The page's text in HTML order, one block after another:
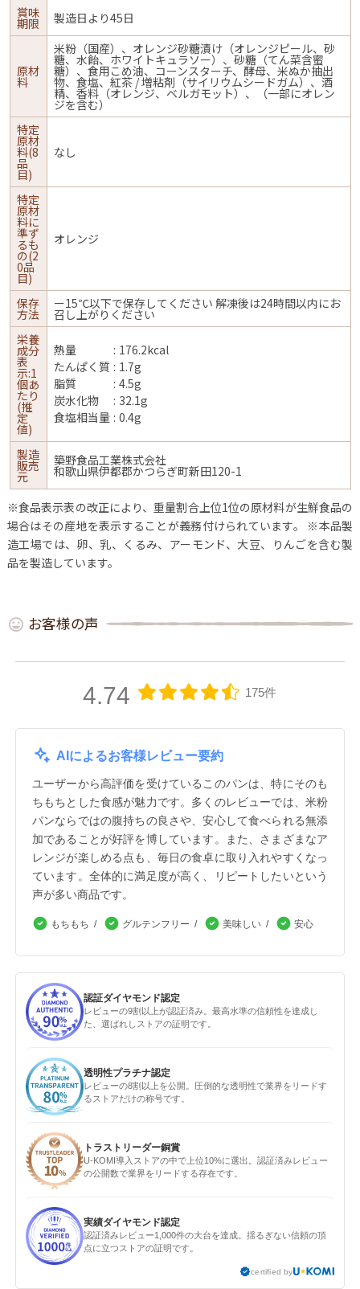
賞味
期限 製造日より45日
原材
料
米粉（国産）、オレンジ砂糖漬け（オレンジピール、砂
糖、水飴、ホワイトキュラソー）、砂糖（てん菜含蜜
糖）、食用こめ油、コーンスターチ、酵母、米ぬか抽出
物、食塩、紅茶 / 増粘剤（サイリウムシードガム）、酒
精、香料（オレンジ、ベルガモット）、（一部にオレン
ジを含む）
特定
原材
料(8
品
目)
なし
特定
原材
料に
準ず
るも
の(2
0品
目)
オレンジ
保存
方法
ー15℃以下で保存してください 解凍後は24時間以内にお
召し上がりください
栄養
成分
表
示:1
個あ
たり
(推
定
値)
熱量
176.2kcal
たんぱく質
1.7g
脂質
4.5g
炭水化物
32.1g
食塩相当量 0.4g
製造
販売
元
築野食品工業株式会社
和歌山県伊都郡かつらぎ町新田120-1
※食品表示表の改正により、重量割合上位1位の原材料が生鮮食品の
場合はその産地を表示することが義務付けられています。 ※本品製
造工場では、卵、乳、くるみ、アーモンド、大豆、りんごを含む製
品を製造しています。
お客様の声
4.74 175件
AIによるお客様レビュー要約
ユーザーから高評価を受けているこのパンは、特にそのも
ちもちとした食感が魅力です。多くのレビューでは、米粉
パンならではの腹持ちの良さや、安心して食べられる無添
加であることが好評を博しています。また、さまざまなア
レンジが楽しめる点も、毎日の食卓に取り入れやすくなっ
ています。全体的に満足度が高く、リピートしたいという
声が多い商品です。
もちもち グルテンフリー 美味しい 安心
認証ダイヤモンド認定
レビューの9割以上が認証済み。最高水準の信頼性を達成し
た、選ばれしストアの証明です。
透明性プラチナ認定
レビューの8割以上を公開。圧倒的な透明性で業界をリードす
るストアだけの称号です。
トラストリーダー銅賞
U-KOMI導入ストアの中で上位10%に選出。認証済みレビュー
の公開数で業界をリードする存在です。
実績ダイヤモンド認定
認証済みレビュー1,000件の大台を達成。揺るぎない信頼の頂
点に立つストアの証明です。
certified by